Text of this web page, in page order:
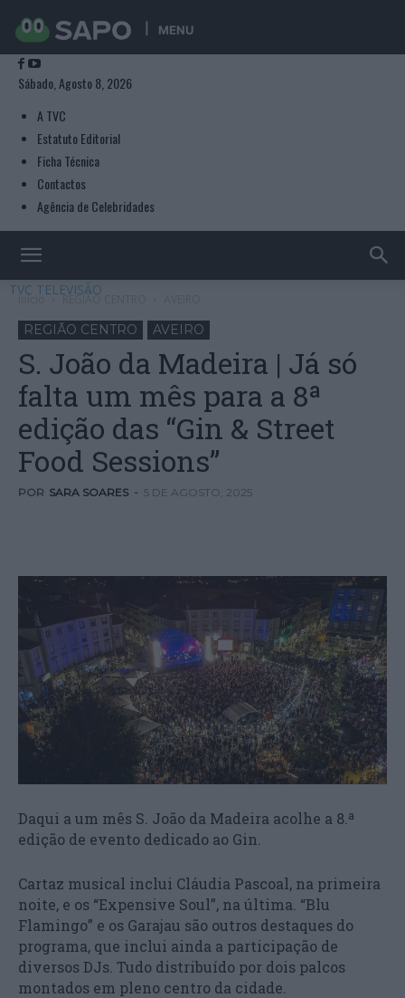
MENU
Sábado, Agosto 8, 2026
A TVC
Estatuto Editorial
Ficha Técnica
Contactos
Agência de Celebridades
TVC TELEVISÃO
Início REGIÃO CENTRO
REGIÃO CENTRO AVEIRO
S. João da Madeira | Já só
falta um mês para a 8ª
edição das “Gin & Street
Food Sessions”
POR SARA SOARES - 5 DE AGOSTO, 2025
Daqui a um mês S. João da Madeira acolhe a 8.ª
edição de evento dedicado ao Gin.
Cartaz musical inclui Cláudia Pascoal, na primeira
noite, e os “Expensive Soul”, na última. “Blu
Flamingo” e os Garajau são outros destaques do
programa, que inclui ainda a participação de
diversos DJs. Tudo distribuído por dois palcos
montados em pleno centro da cidade.